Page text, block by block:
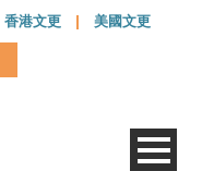
香港文更 | 美國文更